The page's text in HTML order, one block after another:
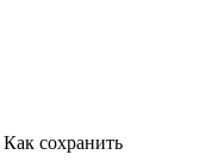
Как сохранить